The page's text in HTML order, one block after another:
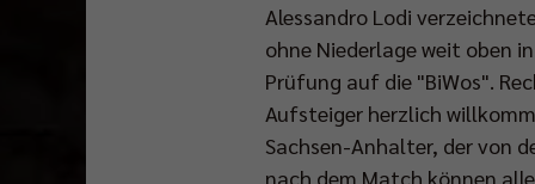
Alessandro Lodi
ohne Niederlage weit oben
Prüfung auf die "BiWos".
Aufsteiger herzlich
Sachsen-Anhalter, der von
nach dem Match können